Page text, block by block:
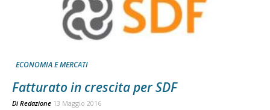
ECONOMIA E MERCATI
Fatturato in crescita per SDF
Di Redazione 13 Maggio 2016